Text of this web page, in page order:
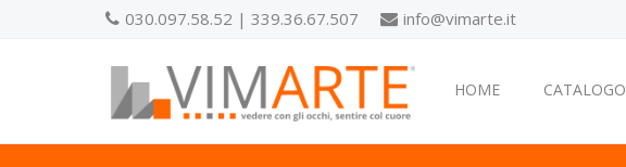
030.097.58.52 | 339.36.67.507 info@vimarte.it
HOME CATALOGO